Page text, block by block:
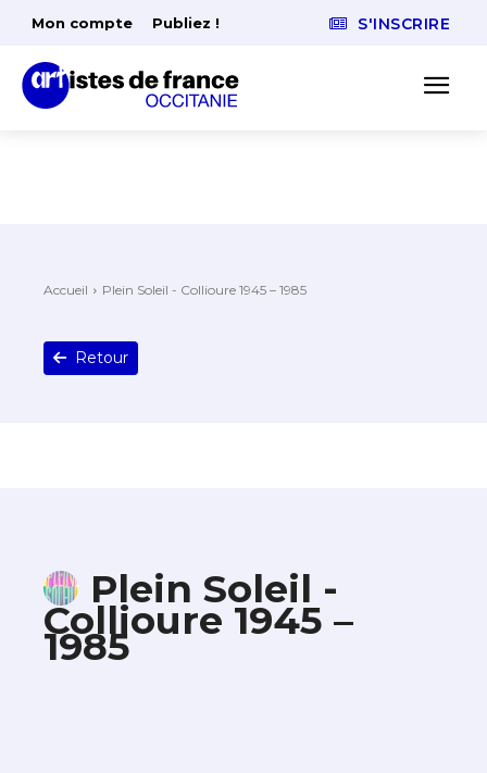
Mon compte Publiez ! S'INSCRIRE
Accueil Plein Soleil - Collioure 1945 – 1985
Retour
Plein Soleil -
Collioure 1945 –
1985